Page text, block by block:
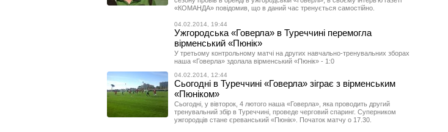
«КОМАНДА» повідомив, що в даний час тренується самостійно.
04.02.2014, 19:44
Ужгородська «Говерла» в Туреччині перемогла
вірменський «Пюнік»
У третьому контрольному матчі на других навчально-тренувальних зборах
наша «Говерла» здолала вірменський «Пюнік» - 1:0
04.02.2014, 12:44
Сьогодні в Туреччині «Говерла» зіграє з вірменським
«Пюніком»
Сьогодні, у вівторок, 4 лютого наша «Говерла», яка проводить другий
тренувальний збір в Туреччині, проведе черговий спаринг. Суперником
ужгородців стане єреванський «Пюнік». Початок матчу о 17.30.